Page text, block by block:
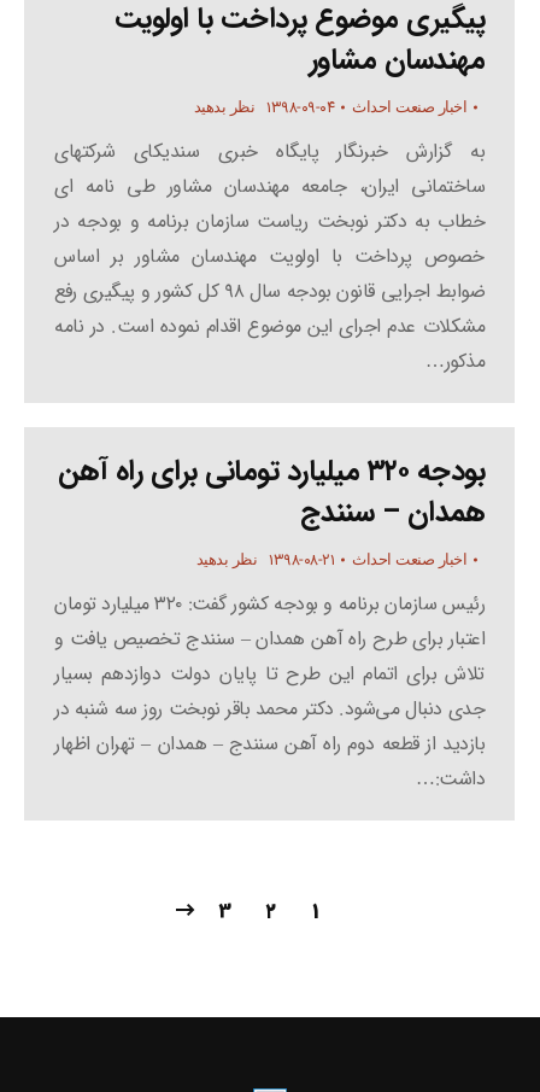
پیگیری موضوع پرداخت با اولویت
مهندسان مشاور
اخبار صنعت احداث ۱۳۹۸-۰۹-۰۴ نظر بدهید
به گزارش خبرنگار پایگاه خبری سندیکای شرکتهای
ساختمانی ایران، جامعه مهندسان مشاور طی نامه ای
خطاب به دکتر نوبخت ریاست سازمان برنامه و بودجه در
خصوص پرداخت با اولویت مهندسان مشاور بر اساس
ضوابط اجرایی قانون بودجه سال ۹۸ کل کشور و پیگیری رفع
مشکلات عدم اجرای این موضوع اقدام نموده است. در نامه
مذکور…
بودجه ۳۲۰ میلیارد تومانی برای راه آهن
همدان – سنندج
اخبار صنعت احداث ۱۳۹۸-۰۸-۲۱ نظر بدهید
رئیس سازمان برنامه و بودجه کشور گفت: ۳۲۰ میلیارد تومان
اعتبار برای طرح راه آهن همدان – سنندج تخصیص یافت و
تلاش برای اتمام این طرح تا پایان دولت دوازدهم بسیار
جدی دنبال می‌شود. دکتر محمد باقر نوبخت روز سه شنبه در
بازدید از قطعه دوم راه آهن سنندج – همدان – تهران اظهار
داشت:…
1 ۲ 3